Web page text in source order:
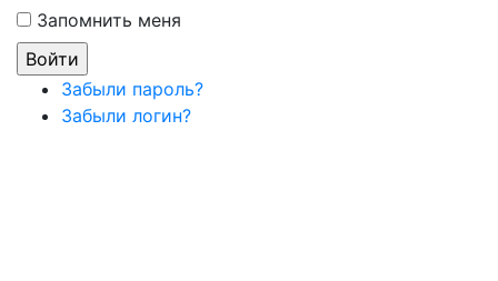
Запомнить меня
Забыли пароль?
Забыли логин?